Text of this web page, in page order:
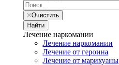
Очистить
Найти
Лечение наркомании
Лечение наркомании
Лечение от героина
Лечение от марихуаны